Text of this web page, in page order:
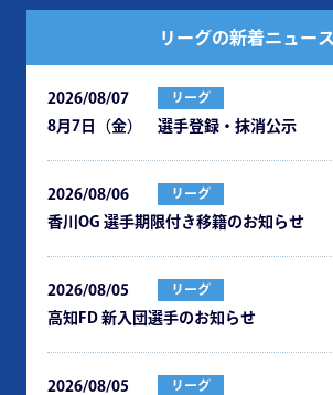
リーグの新着ニュース
2026/08/07 リーグ
8月7日（金） 選手登録・抹消公示
2026/08/06 リーグ
⾹川OG 選⼿期限付き移籍のお知らせ
2026/08/05 リーグ
⾼知FD 新⼊団選⼿のお知らせ
2026/08/05 リーグ